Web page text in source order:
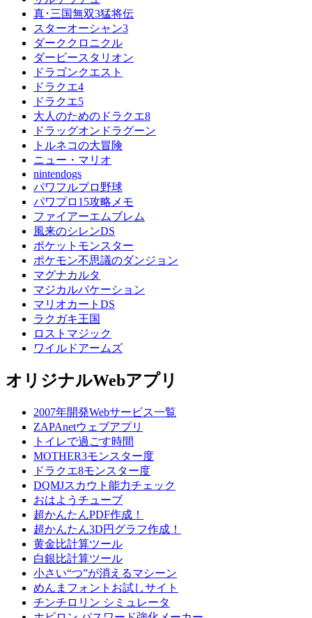
真･三国無双3猛将伝
スターオーシャン3
ダーククロニクル
ダービースタリオン
ドラゴンクエスト
ドラクエ4
ドラクエ5
大人のためのドラクエ8
ドラッグオンドラグーン
トルネコの大冒険
ニュー・マリオ
nintendogs
パワフルプロ野球
パワプロ15攻略メモ
ファイアーエムブレム
風来のシレンDS
ポケットモンスター
ポケモン不思議のダンジョン
マグナカルタ
マジカルバケーション
マリオカートDS
ラクガキ王国
ロストマジック
ワイルドアームズ
オリジナルWebアプリ
2007年開発Webサービス一覧
ZAPAnetウェブアプリ
トイレで過ごす時間
MOTHER3モンスター度
ドラクエ8モンスター度
DQMJスカウト能力チェック
おはようチューブ
超かんたんPDF作成！
超かんたん3D円グラフ作成！
黄金比計算ツール
白銀比計算ツール
小さい“つ”が消えるマシーン
めんまフォントお試しサイト
チンチロリン シミュレータ